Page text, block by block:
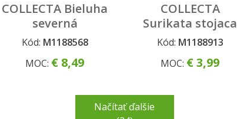
COLLECTA Bieluha
severná
Kód: M1188568
MOC: € 8,49
COLLECTA
Surikata stojaca
Kód: M1188913
MOC: € 3,99
Načítať ďalšie